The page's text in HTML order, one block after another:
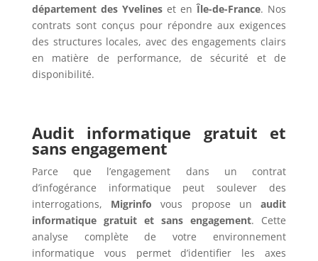
département des Yvelineset enÎle-de-France. Nos
contrats sont conçus pour répondre aux exigences
des structures locales, avec des engagements clairs
en matière de performance, de sécurité et de
disponibilité.
Audit informatique gratuit et
sans engagement
Parce que l’engagement dans un contrat
d’infogérance informatique peut soulever des
interrogations, Migrinfovous propose unaudit
informatique gratuit et sans engagement. Cette
analyse complète de votre environnement
informatique vous permet d’identifier les axes